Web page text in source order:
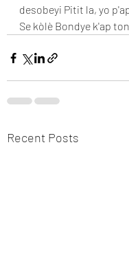
desobeyi Pitit la, yo
Se kòlè Bondye k'ap
Recent Posts